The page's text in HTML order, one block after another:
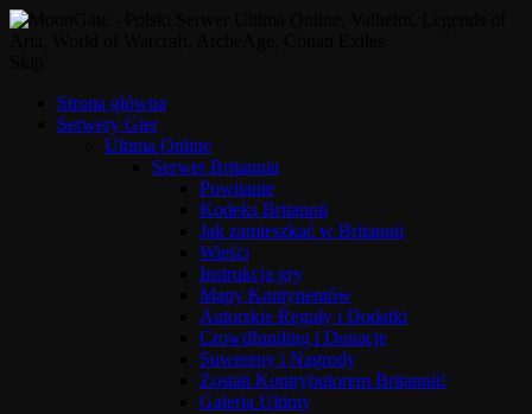
Strona główna
Serwery Gier
Ultima Online
Serwer Britannia
Powitanie
Kodeks Britannii
Jak zamieszkać w Britannii
Wieści
Instrukcja gry
Mapy Kontynentów
Autorskie Reguły i Dodatki
Crowdfunding i Donacje
Suwereny i Nagrody
Zostań Kontrybutorem Britannii!
Galeria Ultimy